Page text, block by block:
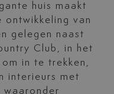
huis maakt
ontwikkeling van
gelegen naast
Club, in het
in te trekken,
interieurs met